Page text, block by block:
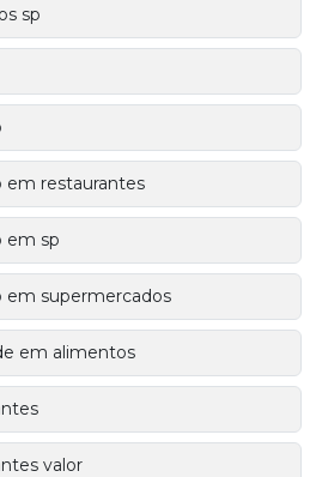
sp
em restaurantes
em sp
em supermercados
em alimentos
valor